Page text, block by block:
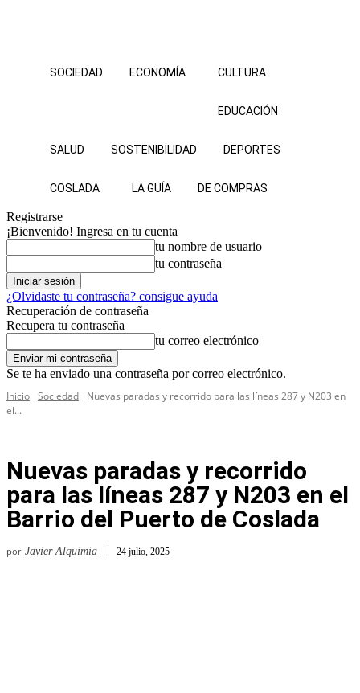
SOCIEDAD ECONOMÍA CULTURA
EDUCACIÓN
SALUD SOSTENIBILIDAD DEPORTES
COSLADA LA GUÍA DE COMPRAS
Registrarse
¡Bienvenido! Ingresa en tu cuenta
tu nombre de usuario
tu contraseña
¿Olvidaste tu contraseña? consigue ayuda
Recuperación de contraseña
Recupera tu contraseña
tu correo electrónico
Se te ha enviado una contraseña por correo electrónico.
Inicio Sociedad
Nuevas paradas y recorrido para las líneas 287 y N203 en
el...
Nuevas paradas y recorrido
para las líneas 287 y N203 en el
Barrio del Puerto de Coslada
por Javier Alquimia 24 julio, 2025